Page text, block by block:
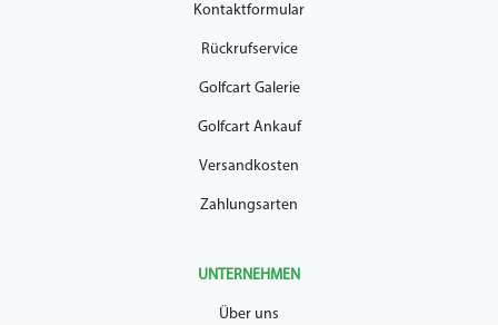
Kontaktformular
Rückrufservice
Golfcart Galerie
Golfcart Ankauf
Versandkosten
Zahlungsarten
UNTERNEHMEN
Über uns